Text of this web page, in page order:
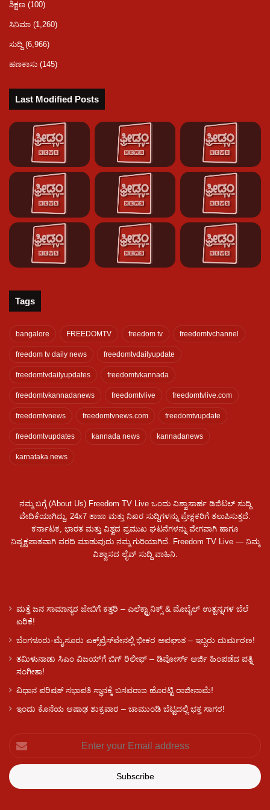
ಶಿಕ್ಷಣ (100)
ಸಿನಿಮಾ (1,260)
ಸುದ್ದಿ (6,966)
ಹಣಕಾಸು (145)
Last Modified Posts
Tags
bangalore FREEDOMTV freedom tv freedomtvchannel
freedom tv daily news freedomtvdailyupdate
freedomtvdailyupdates freedomtvkannada
freedomtvkannadanews freedomtvlive freedomtvlive.com
freedomtvnews freedomtvnews.com freedomtvupdate
freedomtvupdates kannada news kannadanews
karnataka news
ನಮ್ಮ ಬಗ್ಗೆ (About Us) Freedom TV Live ಒಂದು ವಿಶ್ವಾಸಾರ್ಹ ಡಿಜಿಟಲ್ ಸುದ್ದಿ
ವೇದಿಕೆಯಾಗಿದ್ದು, 24x7 ತಾಜಾ ಮತ್ತು ನಿಖರ ಸುದ್ದಿಗಳನ್ನು ಪ್ರೇಕ್ಷಕರಿಗೆ ತಲುಪಿಸುತ್ತದೆ.
ಕರ್ನಾಟಕ, ಭಾರತ ಮತ್ತು ವಿಶ್ವದ ಪ್ರಮುಖ ಘಟನೆಗಳನ್ನು ವೇಗವಾಗಿ ಹಾಗೂ
ನಿಷ್ಪಕ್ಷಪಾತವಾಗಿ ವರದಿ ಮಾಡುವುದು ನಮ್ಮ ಗುರಿಯಾಗಿದೆ. Freedom TV Live — ನಿಮ್ಮ
ವಿಶ್ವಾಸದ ಲೈವ್ ಸುದ್ದಿ ವಾಹಿನಿ.
ಮತ್ತೆ ಜನ ಸಾಮಾನ್ಯರ ಜೇಬಿಗೆ ಕತ್ತರಿ – ಎಲೆಕ್ಟ್ರಾನಿಕ್ಸ್ & ಮೊಬೈಲ್ ಉತ್ಪನ್ನಗಳ ಬೆಲೆ
ಏರಿಕೆ!
ಬೆಂಗಳೂರು-ಮೈಸೂರು ಎಕ್ಸ್‌ಪ್ರೆಸ್‌ವೇನಲ್ಲಿ ಭೀಕರ ಅಪಘಾತ – ಇಬ್ಬರು ದುರ್ಮರಣ!
ತಮಿಳುನಾಡು ಸಿಎಂ ವಿಜಯ್‌ಗೆ ಬಿಗ್ ರಿಲೀಫ್ – ಡಿವೋರ್ಸ್ ಅರ್ಜಿ ಹಿಂಪಡೆದ ಪತ್ನಿ
ಸಂಗೀತಾ!
ವಿಧಾನ ಪರಿಷತ್ ಸಭಾಪತಿ ಸ್ಥಾನಕ್ಕೆ ಬಸವರಾಜ ಹೊರಟ್ಟಿ ರಾಜೀನಾಮೆ!
ಇಂದು ಕೊನೆಯ ಆಷಾಢ ಶುಕ್ರವಾರ – ಚಾಮುಂಡಿ ಬೆಟ್ಟದಲ್ಲಿ ಭಕ್ತ ಸಾಗರ!